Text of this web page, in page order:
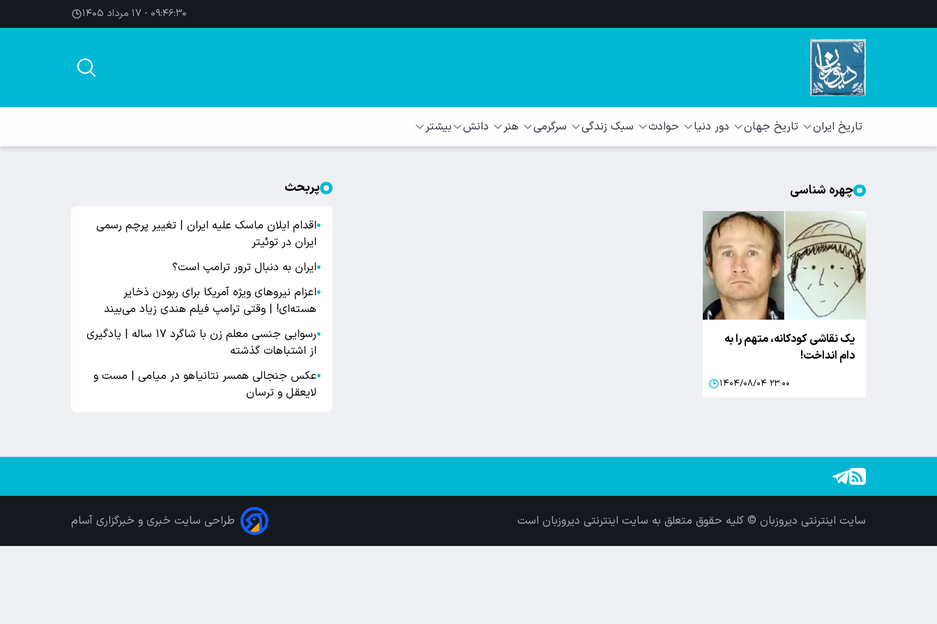
۰۹:۴۶:۳۰ - ۱۷ مرداد ۱۴۰۵
تاریخ ایران تاریخ جهان دور دنیا حوادث سبک زندگی سرگرمی هنر دانش بیشتر
چهره شناسی
یک نقاشی کودکانه، متهم را به
دام انداخت!
۱۴۰۴/۰۸/۰۴ ۲۳:۰۰
پربحث
●اقدام ایلان ماسک علیه ایران | تغییر پرچم رسمی
ایران در توئیتر
●ایران به دنبال ترور ترامپ است؟
●اعزام نیروهای ویژه آمریکا برای ربودن ذخایر
هسته‌ای! | وقتی ترامپ فیلم هندی زیاد می‌بیند
●
رسوایی جنسی معلم زن با شاگرد ۱۷ ساله | یادگیری
از اشتباهات گذشته
●عکس جنجالی همسر نتانیاهو در میامی | مست و
لایعقل و ترسان
سایت اینترنتی دیروزبان © کلیه حقوق متعلق به سایت اینترنتی دیروزبان است طراحی سایت خبری و خبرگزاری آسام